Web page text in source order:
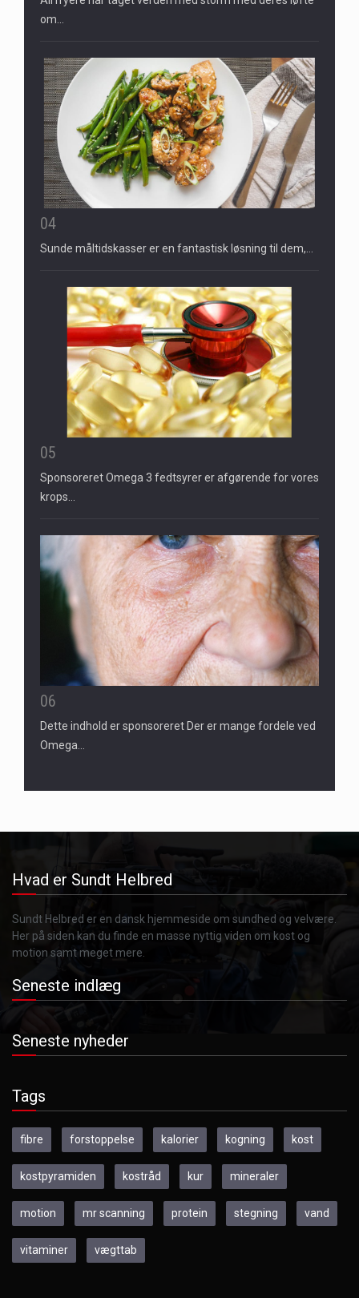
om…
04
Sunde måltidskasser er en fantastisk løsning til dem,…
05
Sponsoreret Omega 3 fedtsyrer er afgørende for vores
krops…
06
Dette indhold er sponsoreret Der er mange fordele ved
Omega…
Hvad er Sundt Helbred
Sundt Helbred er en dansk hjemmeside om sundhed og velvære.
Her på siden kan du finde en masse nyttig viden om kost og
motion samt meget mere.
Seneste indlæg
Seneste nyheder
Tags
fibre forstoppelse kalorier kogning kost
kostpyramiden kostråd kur mineraler
motion mr scanning protein stegning vand
vitaminer vægttab